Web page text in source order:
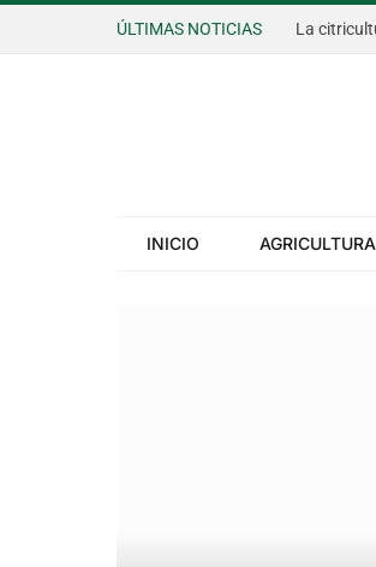
ÚLTIMAS NOTICIAS
INICIO AGRICULTURA